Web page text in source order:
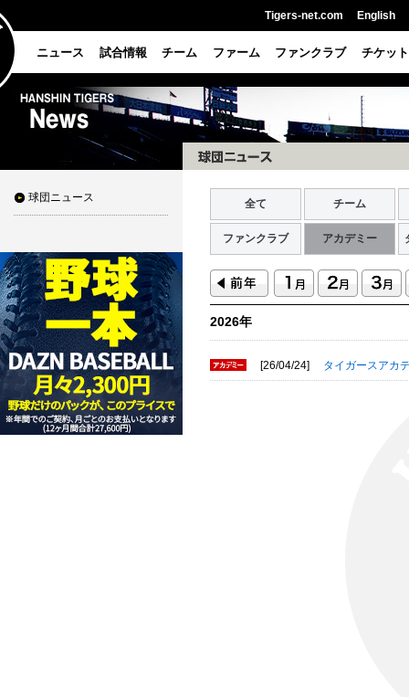
Tigers-net.com English
ニュース 試合情報 チーム ファーム ファンクラブ チケット
球団ニュース 全て チーム
ファンクラブ アカデミー
2026年
[26/04/24] タイガースアカ